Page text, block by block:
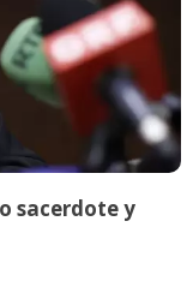
sacerdote y